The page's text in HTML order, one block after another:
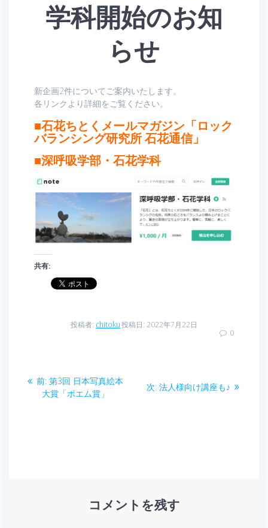
学科開始のお知
らせ
新企画2件についてご案内いたします。
各リンクより詳細をご覧ください。
■石花ちとくメールマガジン「ロック
バランシング研究所 石花通信」
■深呼吸学部・石花学科
共有:
投稿者: chitoku投稿日: 2022年7月22日
0
投
前: 前
の
第3回 日本写真絵本
大賞「ポエム賞」
次: 次
法人様向け講座も♪
コメントを残す